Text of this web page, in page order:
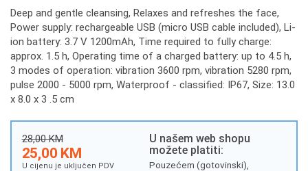
Deep and gentle cleansing, Relaxes and refreshes the face,
Power supply: rechargeable USB (micro USB cable included), Li-
ion battery: 3.7 V 1200mAh, Time required to fully charge:
approx. 1.5 h, Operating time of a charged battery: up to 4.5 h,
3 modes of operation: vibration 3600 rpm, vibration 5280 rpm,
pulse 2000 - 5000 rpm, Waterproof - classified: IP67, Size: 13.0
x 8.0 x 3 .5 cm
28,00 KM
25,00 KM
U cijenu je uključen PDV
U našem web shopu
možete platiti:
Pouzećem (gotovinski),